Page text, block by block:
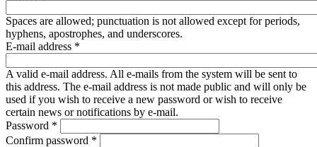
Spaces are allowed; punctuation is not allowed except for periods,
hyphens, apostrophes, and underscores.
E-mail address *
A valid e-mail address. All e-mails from the system will be sent to
this address. The e-mail address is not made public and will only be
used if you wish to receive a new password or wish to receive
certain news or notifications by e-mail.
Password *
Confirm password *